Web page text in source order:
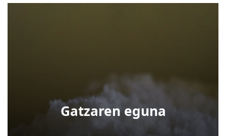
Gatzaren eguna